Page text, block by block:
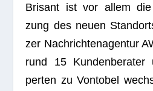
Bri­sant ist vor allem
zung des neuen
zer Nach­rich­ten­agen­tur
rund 15 Kun­den­be­ra­ter
per­ten zu Von­to­bel